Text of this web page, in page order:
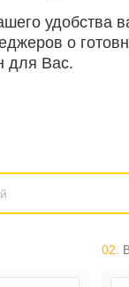
удобства
о
для Вас.
02.